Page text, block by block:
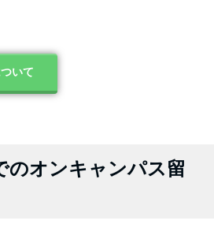
いて
のオンキャンパス留